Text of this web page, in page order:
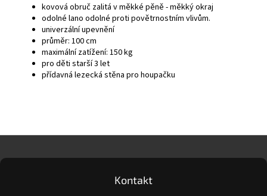
kovová obruč zalitá v měkké pěně - měkký okraj
odolné lano odolné proti povětrnostním vlivům.
univerzální upevnění
průměr: 100 cm
maximální zatížení: 150 kg
pro děti starší 3 let
přídavná lezecká stěna pro houpačku
p
Kontakt